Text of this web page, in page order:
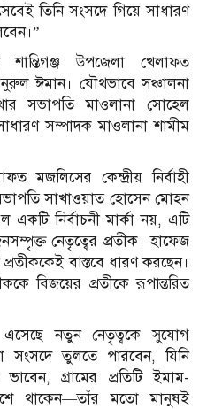
তিনি সংসদে গিয়ে সাধারণ
উপজেলা খেলাফত
ঈমান। যৌথভাবে সঞ্চালনা
সভাপতি মাওলানা সোহেল
সম্পাদক মাওলানা শামীম
মজলিসের কেন্দ্রীয় নির্বাহী
সাখাওয়াত হোসেন মোহন
নির্বাচনী মার্কা নয়, এটি
নেতৃত্বের প্রতীক। হাফেজ
বাস্তবে ধারণ করছেন।
বিজয়ের প্রতীকে রূপান্তরিত
নতুন নেতৃত্বকে সুযোগ
সংসদে তুলতে পারবেন, যিনি
গ্রামের প্রতিটি ইমাম-
থাকেন—তাঁর মতো মানুষই